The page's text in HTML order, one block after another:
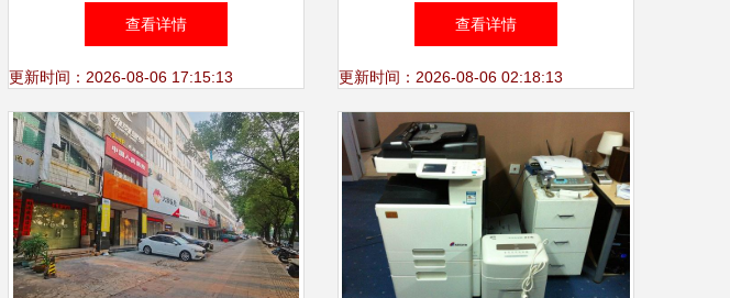
设备与家用电器的全系列产品
列表
查看详情
更新时间：2026-08-06 17:15:13
产品系列优化方案
查看详情
更新时间：2026-08-06 02:18:13